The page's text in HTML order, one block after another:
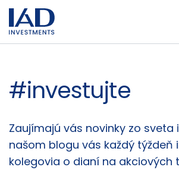
Prejsť na hlavný obsah
#investujte
Články
Zaujímajú vás novinky zo sveta
našom blogu vás každý týždeň
kolegovia o dianí na akciových